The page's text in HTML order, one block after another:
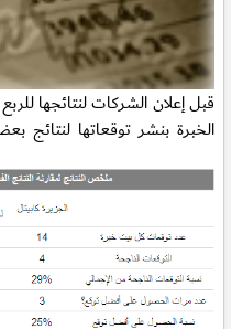
الخبرة بنشر توقعاتها